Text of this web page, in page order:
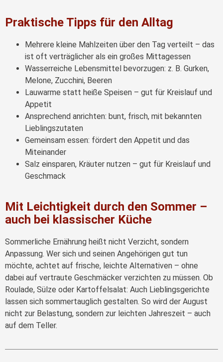
Praktische Tipps für den Alltag
Mehrere kleine Mahlzeiten über den Tag verteilt – das
ist oft verträglicher als ein großes Mittagessen
Wasserreiche Lebensmittel bevorzugen: z. B. Gurken,
Melone, Zucchini, Beeren
Lauwarme statt heiße Speisen – gut für Kreislauf und
Appetit
Ansprechend anrichten: bunt, frisch, mit bekannten
Lieblingszutaten
Gemeinsam essen: fördert den Appetit und das
Miteinander
Salz einsparen, Kräuter nutzen – gut für Kreislauf und
Geschmack
Mit Leichtigkeit durch den Sommer –
auch bei klassischer Küche
Sommerliche Ernährung heißt nicht Verzicht, sondern
Anpassung. Wer sich und seinen Angehörigen gut tun
möchte, achtet auf frische, leichte Alternativen – ohne
dabei auf vertraute Geschmäcker verzichten zu müssen. Ob
Roulade, Sülze oder Kartoffelsalat: Auch Lieblingsgerichte
lassen sich sommertauglich gestalten. So wird der August
nicht zur Belastung, sondern zur leichten Jahreszeit – auch
auf dem Teller.